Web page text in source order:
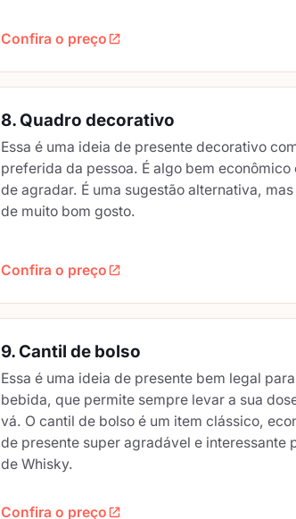
Confira o preço
8. Quadro decorativo
Essa é uma ideia de presente decorativo
preferida da pessoa. É algo bem
de agradar. É uma sugestão alternativa,
de muito bom gosto.
Confira o preço
9. Cantil de bolso
Essa é uma ideia de presente bem legal
bebida, que permite sempre levar a sua
vá. O cantil de bolso é um item clássico,
de presente super agradável e interessante
de Whisky.
Confira o preço